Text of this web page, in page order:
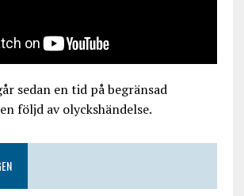
sedan en tid på begränsad
följd av olyckshändelse.